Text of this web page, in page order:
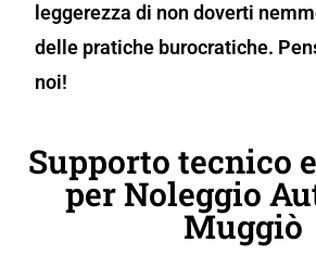
leggerezza di non doverti
delle pratiche burocratiche.
noi!
Supporto tecnico
per Noleggio
Muggiò